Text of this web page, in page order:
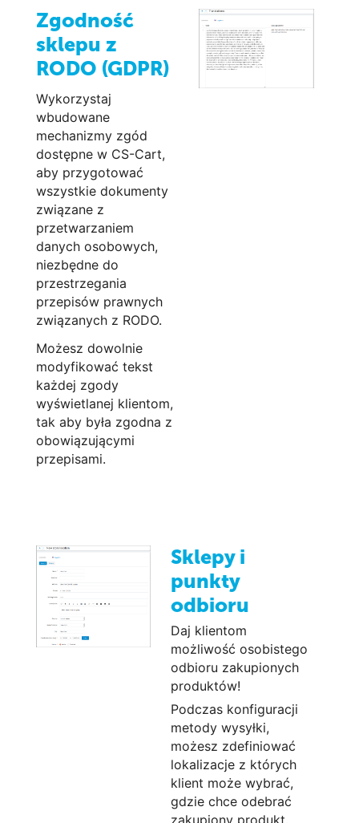
Zgodność
sklepu z
RODO (GDPR)
Wykorzystaj
wbudowane
mechanizmy zgód
dostępne w CS-Cart,
aby przygotować
wszystkie dokumenty
związane z
przetwarzaniem
danych osobowych,
niezbędne do
przestrzegania
przepisów prawnych
związanych z RODO.
Możesz dowolnie
modyfikować tekst
każdej zgody
wyświetlanej klientom,
tak aby była zgodna z
obowiązującymi
przepisami.
Sklepy i
punkty
odbioru
Daj klientom
możliwość osobistego
odbioru zakupionych
produktów!
Podczas konfiguracji
metody wysyłki,
możesz zdefiniować
lokalizacje z których
klient może wybrać,
gdzie chce odebrać